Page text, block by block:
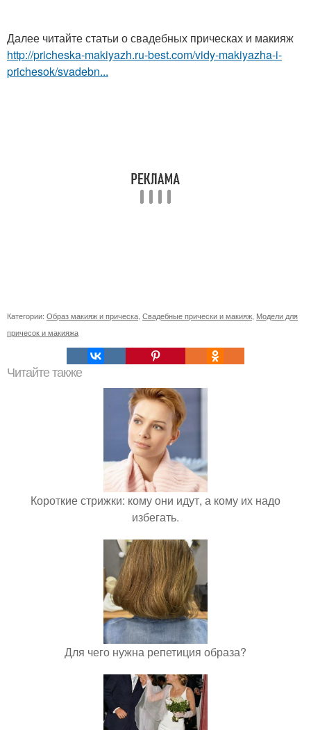
Далее читайте статьи о свадебных прическах и макияж
http://pricheska-makiyazh.ru-best.com/vidy-makiyazha-i-
prichesok/svadebn...
Категории: Образ макияж и прическа Свадебные прически и макияж Модели для
причесок и макияжа
Читайте также
Короткие стрижки: кому они идут, а кому их надо
избегать.
Для чего нужна репетиция образа?